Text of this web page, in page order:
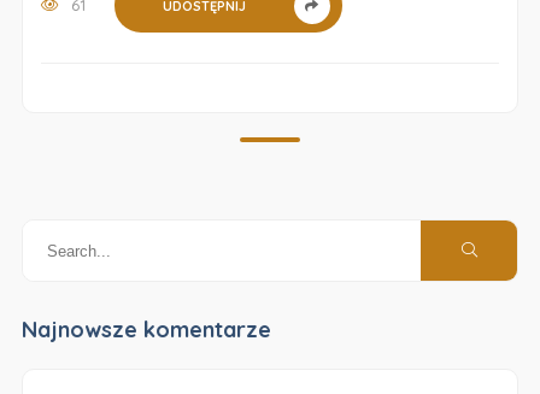
61 UDOSTĘPNIJ
Najnowsze komentarze